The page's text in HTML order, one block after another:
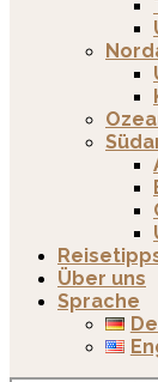
Über uns
Sprache